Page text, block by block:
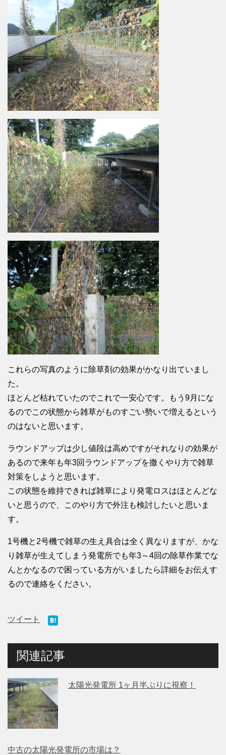
これらの写真のように除草剤の効果がかなり出ていまし
た。
ほとんど枯れていたのでこれで一安心です。もう9月にな
るのでこの状態から雑草がものすごい勢いで増えるという
のはないと思います。
ラウンドアップは少し値段は高めですがそれなりの効果が
あるので来年も年3回ラウンドアップを撒くやり方で雑草
対策をしようと思います。
この状態を維持できれば雑草により発電ロスはほとんどな
いと思うので、このやり方で外注も検討したいと思いま
す。
1号機と2号機で雑草の生え具合は全く異なりますが、かな
り雑草が生えてしまう発電所でも年3～4回の除草作業でな
んとかなるので困っている方がいましたら詳細をお伝えす
るので連絡をください。
ツイート
関連記事
太陽光発電所 1ヶ月半ぶりに視察！
中古の太陽光発電所の市場は？